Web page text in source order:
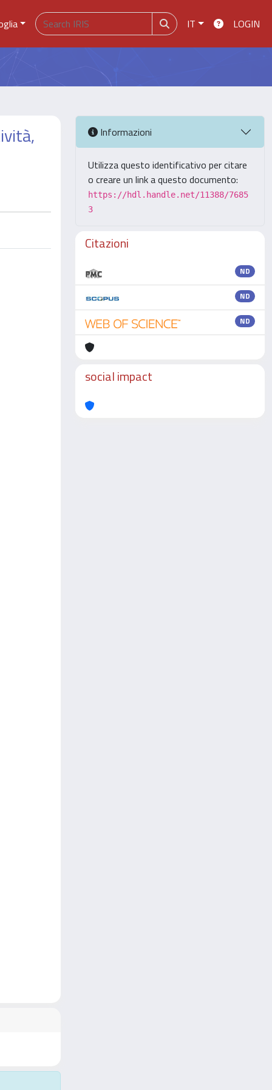
IT LOGIN
Informazioni
Utilizza questo identificativo per citare
o creare un link a questo documento:
https://hdl.handle.net/11388/7685
3
Citazioni
ND
ND
ND
social impact